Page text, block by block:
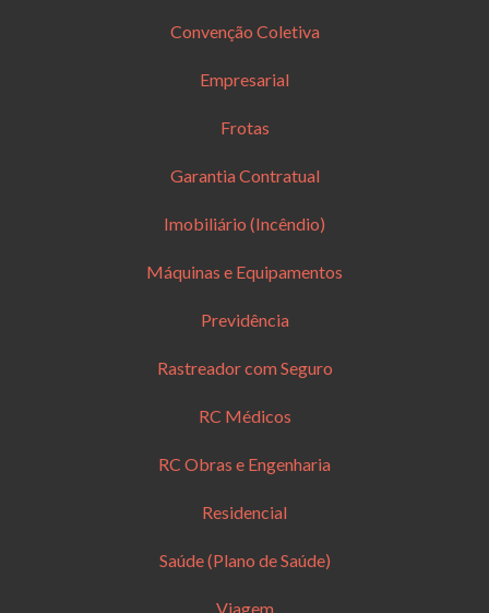
Convenção Coletiva
Empresarial
Frotas
Garantia Contratual
Imobiliário (Incêndio)
Máquinas e Equipamentos
Previdência
Rastreador com Seguro
RC Médicos
RC Obras e Engenharia
Residencial
Saúde (Plano de Saúde)
Viagem